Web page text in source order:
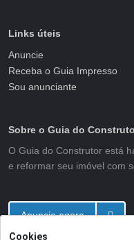
Links úteis
Anuncie
Receba o Guia Impresso
Sou anunciante
Sobre o Guia do
O Guia do Construtor está
e reformar seu imóvel com
Anuncie agora
Cookies